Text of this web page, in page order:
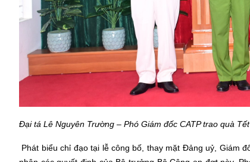
Đại tá Lê Nguyên Trường – Phó Giám đốc CATP trao quà
Phát biểu chỉ đạo tại lễ công bố, thay mặt Đảng uỷ, Giám